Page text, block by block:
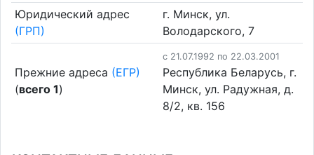
Юридический адрес
(ГРП)
г. Минск, ул.
Володарского, 7
Прежние адреса (ЕГР)
(всего 1)
c 21.07.1992 по 22.03.2001
Республика Беларусь, г.
Минск, ул. Радужная, д.
8/2, кв. 156